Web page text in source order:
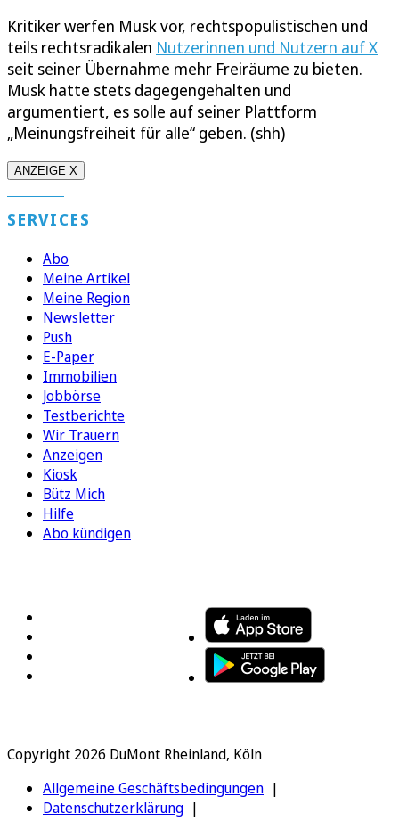
Kritiker werfen Musk vor, rechtspopulistischen und
teils rechtsradikalen Nutzerinnen und Nutzern auf X
seit seiner Übernahme mehr Freiräume zu bieten.
Musk hatte stets dagegengehalten und
argumentiert, es solle auf seiner Plattform
„Meinungsfreiheit für alle“ geben. (shh)
ANZEIGE X
SERVICES
Abo
Meine Artikel
Meine Region
Newsletter
Push
E-Paper
Immobilien
Jobbörse
Testberichte
Wir Trauern
Anzeigen
Kiosk
Bütz Mich
Hilfe
Abo kündigen
Copyright 2026 DuMont Rheinland, Köln
Allgemeine Geschäftsbedingungen
Datenschutzerklärung